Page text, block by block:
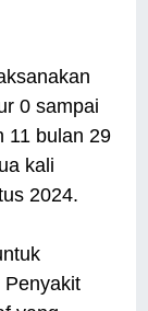
0 sampai
11 bulan 29
kali
2024.
Penyakit